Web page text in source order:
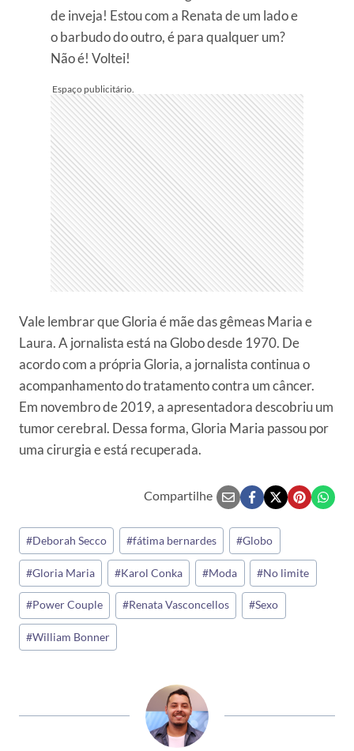
de inveja! Estou com a Renata de um lado e
o barbudo do outro, é para qualquer um?
Não é! Voltei!
Vale lembrar que Gloria é mãe das gêmeas Maria e
Laura. A jornalista está na Globo desde 1970. De
acordo com a própria Gloria, a jornalista continua o
acompanhamento do tratamento contra um câncer.
Em novembro de 2019, a apresentadora descobriu um
tumor cerebral. Dessa forma, Gloria Maria passou por
uma cirurgia e está recuperada.
Compartilhe
Tags
do
Post:
#Deborah Secco #fátima bernardes #Globo
#Gloria Maria #Karol Conka #Moda #No limite
#Power Couple #Renata Vasconcellos #Sexo
#William Bonner